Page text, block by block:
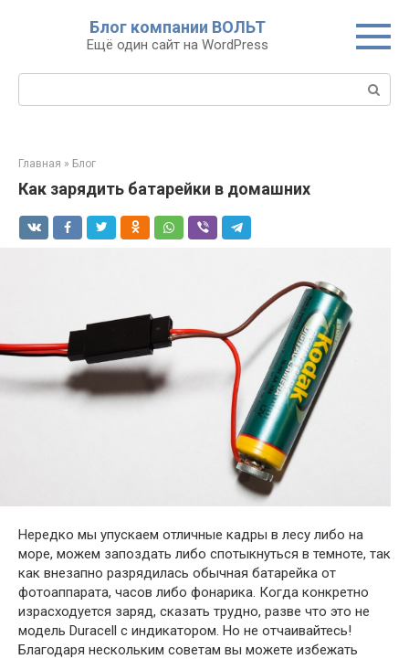
Блог компании ВОЛЬТ
Ещё один сайт на WordPress
Поиск:
Главная » Блог
Как зарядить батарейки в домашних
Нередко мы упускаем отличные кадры в лесу либо на
море, можем запоздать либо спотыкнуться в темноте, так
как внезапно разрядилась обычная батарейка от
фотоаппарата, часов либо фонарика. Когда конкретно
израсходуется заряд, сказать трудно, разве что это не
модель Duracell с индикатором. Но не отчаивайтесь!
Благодаря нескольким советам вы можете избежать